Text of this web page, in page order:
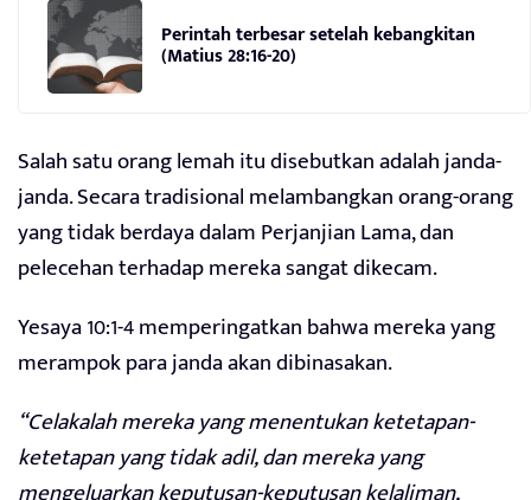
Perintah terbesar setelah kebangkitan
(Matius 28:16-20)
Salah satu orang lemah itu disebutkan adalah janda-
janda. Secara tradisional melambangkan orang-orang
yang tidak berdaya dalam Perjanjian Lama, dan
pelecehan terhadap mereka sangat dikecam.
Yesaya 10:1-4 memperingatkan bahwa mereka yang
merampok para janda akan dibinasakan.
“Celakalah mereka yang menentukan ketetapan-
ketetapan yang tidak adil, dan mereka yang